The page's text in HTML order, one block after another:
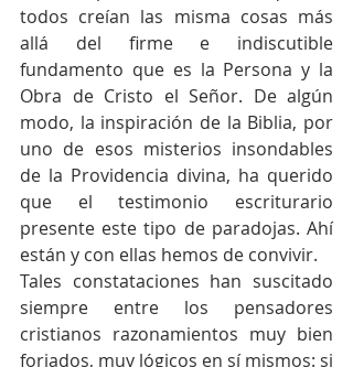
todos creían las misma cosas más
allá del firme e indiscutible
fundamento que es la Persona y la
Obra de Cristo el Señor. De algún
modo, la inspiración de la Biblia, por
uno de esos misterios insondables
de la Providencia divina, ha querido
que el testimonio escriturario
presente este tipo de paradojas. Ahí
están y con ellas hemos de convivir.
Tales constataciones han suscitado
siempre entre los pensadores
cristianos razonamientos muy bien
forjados, muy lógicos en sí mismos: si